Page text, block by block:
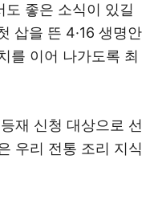
좋은 소식이 있길
삽을 뜬 4·16 생명안
를 이어 나가도록 최
재 신청 대상으로 선
우리 전통 조리 지식